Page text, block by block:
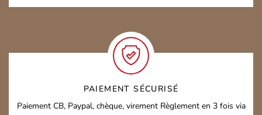
PAIEMENT SÉCURISÉ
Paiement CB, Paypal, chèque, virementRèglement en 3 fois via